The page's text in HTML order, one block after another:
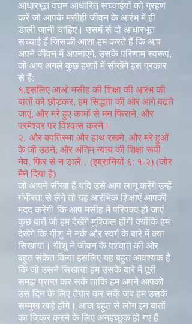
आधारभूत वचन आधारित सच्चाईयों को ग्रहण
करें जो आपके मसीही जीवन के आरंभ में ही
डाली जानी चाहिए। उसमें से दो आधारभूत
सच्चाई हैं जिसकी आशा हम करते हैं कि आप
अपने जीवन में अपनाएंगे, उसके परिणाम स्वरूप,
जो आप अगले कुछ हफ्तों में सीखेंगे इस प्रकार
से हैं:
१.इसलिए आओ मसीह की शिक्षा की आरंभ की
बातों को छोड़कर, हम सिद्धता की ओर आगे बढ़ते
जाएं, और मरे हुए कामों से मन फिराने, और
परमेश्वर पर विश्वास करने।
२. और बपतिस्मा और हाथ रखने, और मरे हुओं
के जी उठने, और अंतिम न्याय की शिक्षा रूपी
नेव, फिर से न डालें। (इब्रानियों ६: १-२) (जोर
मैने दिया है)
जो आपने सीखा है यदि उसे आप लागू करेंगे उन्हें
गंभीरता से लेंगे तो यह आरंभिक शिक्षाएं आपकी
मदद करेंगी कि आप मसीह में परिपक्व हो जाएं
कुछ बातें जो हम देखेंगे मुश्किल होंगी क्योंकि हम
देखेंगे कि यीशु ने नर्क और स्वर्ग के बारे में क्या
सिखाया। यीशु ने जीवन के पश्चात की ओर
बहुत संकेत किया इसलिए यह बहुत आवश्यक है
कि जो उसने सिखाया हम उसके बारे में पूरी
समझ प्राप्त कर सकें ताकि हम अपने आपको
उस दिन के लिए तैयार कर सकें जब हम उसके
सम्मुख खड़े होंगे। आज बहुत से लोग इन बातों
का जिक्र करने के लिए अनइच्छुक हो गए हैं